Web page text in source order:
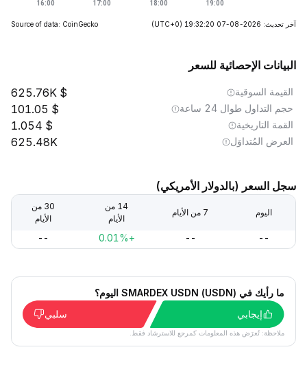
آخر تحديث: 2026-08-07 19:32:20 (UTC+0)
Source of data: CoinGecko
البيانات الإحصائية للسعر
القيمة السوقية 625.76K
حجم التداول طوال 24 ساعة 101.05
القمة التاريخية 1.054
العرض المُتداوَل 625.48K
سجل السعر (بالدولار الأمريكي)
اليوم 7 من الأيام
14 من
الأيام
30 من
الأيام
--
--
+0.01%
--
ما رأيك في SMARDEX USDN (USDN) اليوم؟
إيجابي
سلبي
ملاحظة: تُعرَض هذه المعلومات كمرجع للاسترشاد فقط.